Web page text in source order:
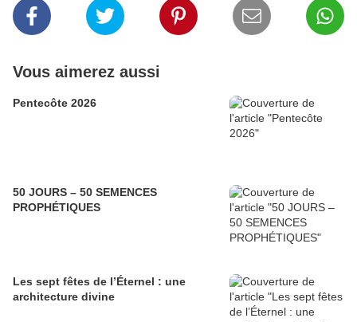
Vous aimerez aussi
Pentecôte 2026
50 JOURS – 50 SEMENCES
PROPHÉTIQUES
Les sept fêtes de l’Éternel : une
architecture divine